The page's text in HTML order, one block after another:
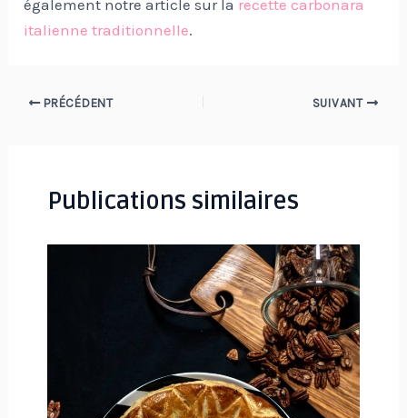
également notre article sur la recette carbonara
italienne traditionnelle.
Navigation
PRÉCÉDENT SUIVANT
Publications similaires